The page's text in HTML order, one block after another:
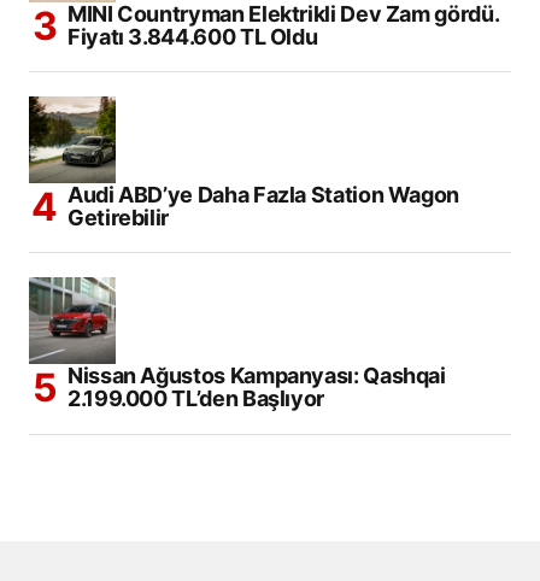
MINI Countryman Elektrikli Dev Zam gördü.
Fiyatı 3.844.600 TL Oldu
Audi ABD’ye Daha Fazla Station Wagon
Getirebilir
Nissan Ağustos Kampanyası: Qashqai
2.199.000 TL’den Başlıyor